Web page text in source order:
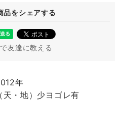
品をシェアする
友達に教える
年
・地）少ヨゴレ有